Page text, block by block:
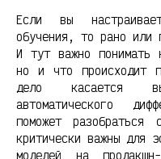
Если вы
обучения, то рано или
И тут важно понимать
но и что происходит
дело касается
автоматического
поможет
критически важны для
моделей на